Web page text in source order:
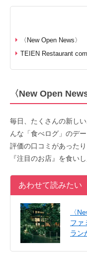
〈New Open News〉
TEIEN Restaurant
〈New Open News
毎日、たくさんの新し
んな「食べログ」のデ
評価の口コミがあった
『注目のお店』を食い
あわせて読みたい
〈
ファ
ラン